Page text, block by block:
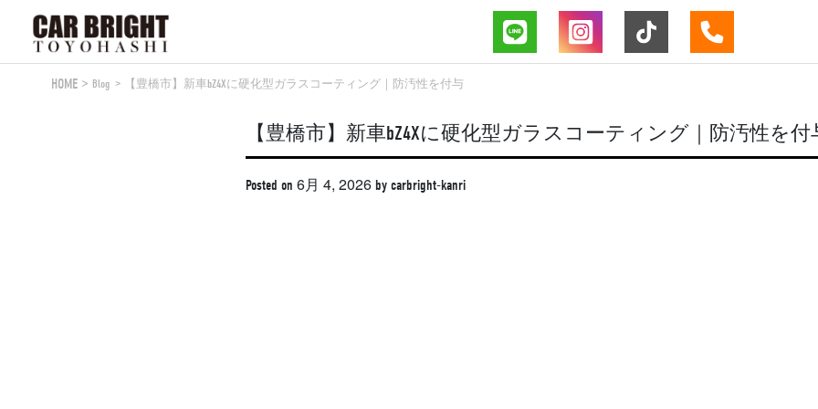
HOME
Blog 【豊橋市】新車bZ4Xに硬化型ガラスコーティング｜防汚性を付与
【豊橋市】新車bZ4Xに硬化型ガラスコーティング｜防汚性を付
Posted on 6月 4, 2026by carbright-kanri